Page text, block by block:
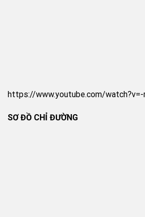
https://www.youtube.com/watch?v=-
SƠ ĐỒ CHỈ ĐƯỜNG